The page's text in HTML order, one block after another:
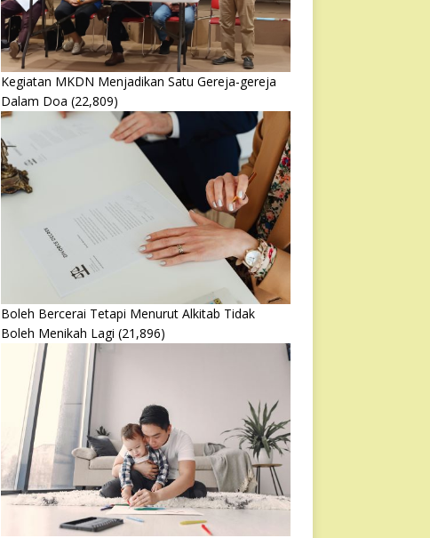
Kegiatan MKDN Menjadikan Satu Gereja-gereja
Dalam Doa (22,809)
Boleh Bercerai Tetapi Menurut Alkitab Tidak
Boleh Menikah Lagi (21,896)